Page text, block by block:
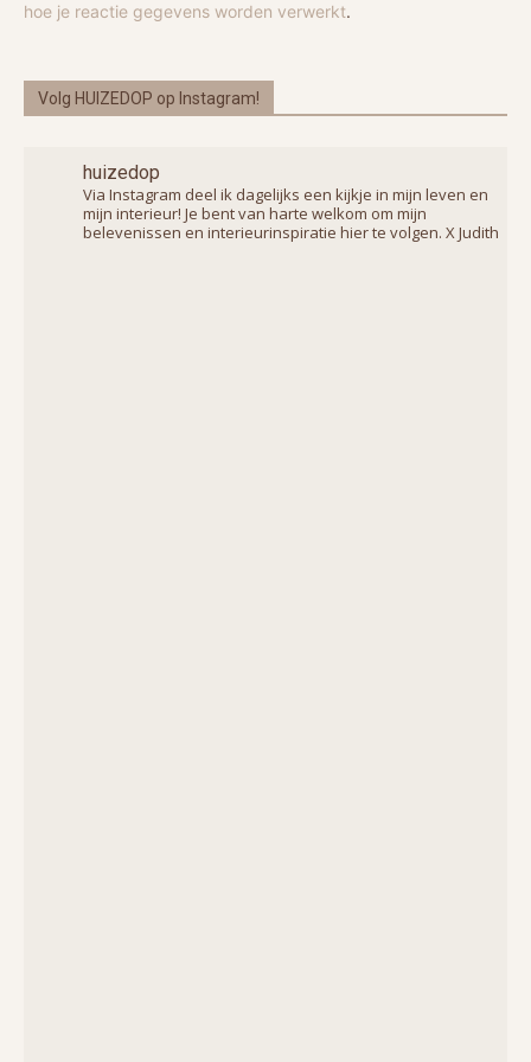
hoe je reactie gegevens worden verwerkt.
Volg HUIZEDOP op Instagram!
huizedop
Via Instagram deel ik dagelijks een kijkje in mijn leven en
mijn interieur! Je bent van harte welkom om mijn
belevenissen en interieurinspiratie hier te volgen. X Judith